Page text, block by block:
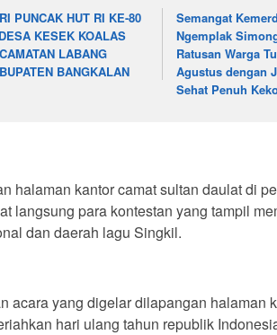
PUNCAK HUT RI KE-80
KESEK KOALAS
LABANG
BANGKALAN
Semangat
Ngemplak
Ratusan Warga
Agustus dengan
Sehat Penuh
halaman kantor camat sultan daulat di
langsung para kontestan yang tampil
dan daerah lagu Singkil.
acara yang digelar dilapangan halaman
hari ulang tahun republik